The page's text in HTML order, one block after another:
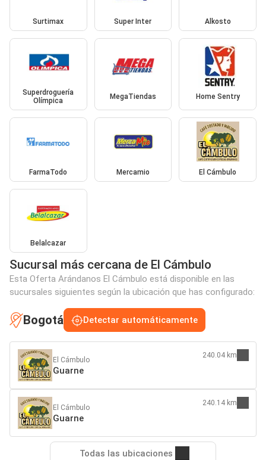
Surtimax Super Inter Alkosto
Superdroguería
Olímpica
MegaTiendas Home Sentry
FarmaTodo Mercamio El Cámbulo
Belalcazar
Sucursal más cercana de El Cámbulo
Esta Oferta Arándanos El Cámbulo está disponible en las
sucursales siguientes según la ubicación que has configurado:
Bogotá Detectar automáticamente
El Cámbulo
Guarne
240.04 km
El Cámbulo
Guarne
240.14 km
Todas las ubicaciones